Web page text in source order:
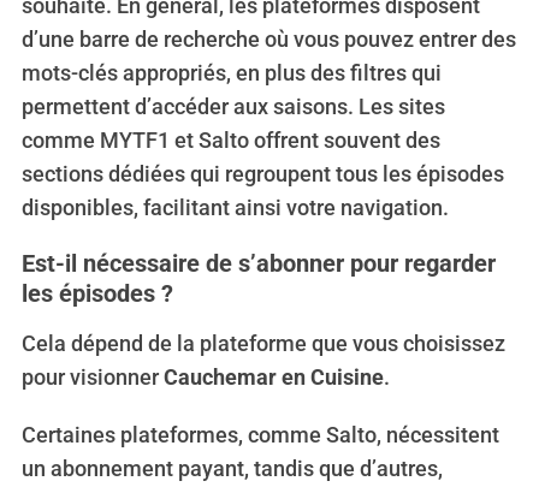
souhaité. En général, les plateformes disposent
d’une barre de recherche où vous pouvez entrer des
mots-clés appropriés, en plus des filtres qui
permettent d’accéder aux saisons. Les sites
comme MYTF1 et Salto offrent souvent des
sections dédiées qui regroupent tous les épisodes
disponibles, facilitant ainsi votre navigation.
Est-il nécessaire de s’abonner pour regarder
les épisodes ?
Cela dépend de la plateforme que vous choisissez
pour visionnerCauchemar en Cuisine.
Certaines plateformes, comme Salto, nécessitent
un abonnement payant, tandis que d’autres,
: